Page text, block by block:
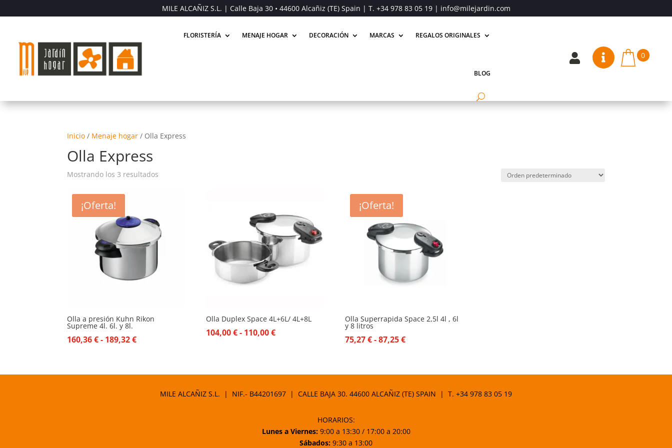
MILE ALCAÑIZ S.L. | Calle Baja 30 • 44600 Alcañiz (TE) Spain | T. +34 978 83 05 19| info@milejardin.com
FLORISTERÍA MENAJE HOGAR DECORACIÓN MARCAS REGALOS ORIGINALES
BLOG
  0
Inicio / Menaje hogar / Olla Express
Olla Express
Mostrando los 3 resultados
¡Oferta!
Olla a presión Kuhn Rikon
Supreme 4l. 6l. y 8l.
160,36€ - 189,32€Rango
160,36 €
Olla Duplex Space 4L+6L/ 4L+8L
104,00€- 110,00€Rango
desde
hasta
¡Oferta!
Olla Superrapida Space 2,5l 4l , 6l
y 8 litros
75,27€-87,25€Rango
75,27 €
MILE ALCAÑIZ S.L. | NIF.- B44201697 | CALLE BAJA 30. 44600 ALCAÑIZ (TE) SPAIN | T. +34 978 83 05 19
HORARIOS:
Lunes a Viernes:9:00 a 13:30 / 17:00 a 20:00
Sábados: 9:30 a 13:00